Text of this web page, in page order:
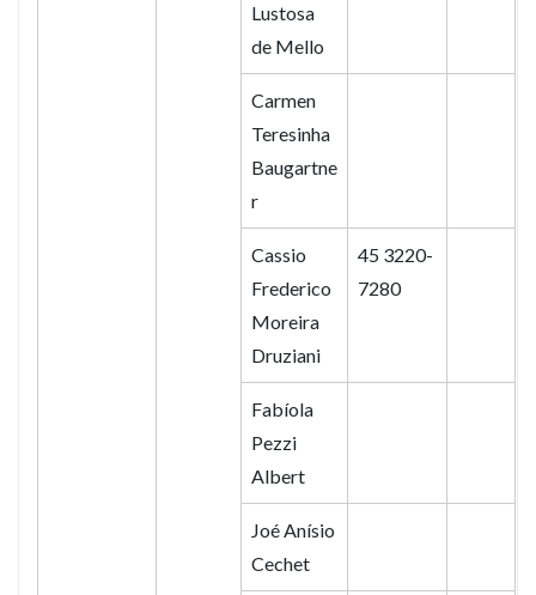
Lustosa
de Mello
Carmen
Teresinha
Baugartne
r
Cassio
Frederico
Moreira
Druziani
45 3220-
7280
Fabíola
Pezzi
Albert
Joé Anísio
Cechet